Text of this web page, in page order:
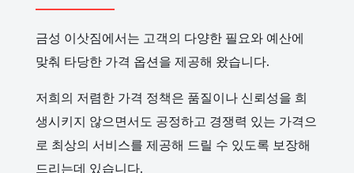
금성 이삿짐에서는 고객의 다양한 필요와 예산에
맞춰 타당한 가격 옵션을 제공해 왔습니다.
저희의 저렴한 가격 정책은 품질이나 신뢰성을 희
생시키지 않으면서도 공정하고 경쟁력 있는 가격으
로 최상의 서비스를 제공해 드릴 수 있도록 보장해
드리는데 있습니다.